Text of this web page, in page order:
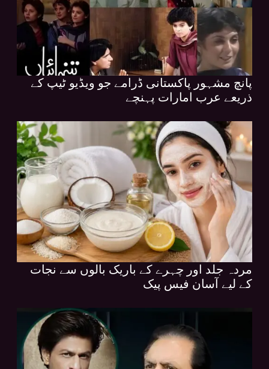
پانچ مشہور پاکستانی ڈرامے جو ویڈیو ٹیپ کے
ذریعے عرب امارات پہنچے
مردہ جلد اور چہرے کے باریک بالوں سے نجات
کے لیے آسان فیس پیک